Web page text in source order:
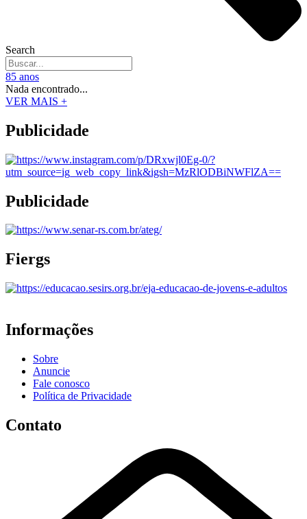
Search
85 anos
Nada encontrado...
VER MAIS +
Publicidade
Publicidade
Fiergs
Informações
Sobre
Anuncie
Fale conosco
Política de Privacidade
Contato